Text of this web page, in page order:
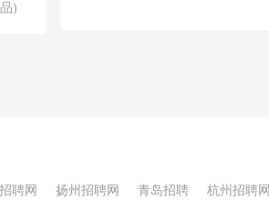
)
聘网 扬州招聘网 青岛招聘 杭州招聘网